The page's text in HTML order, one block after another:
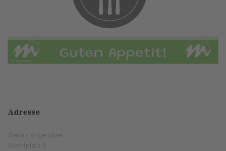
Adresse
Alena's Angerichtet
Marktplatz 5